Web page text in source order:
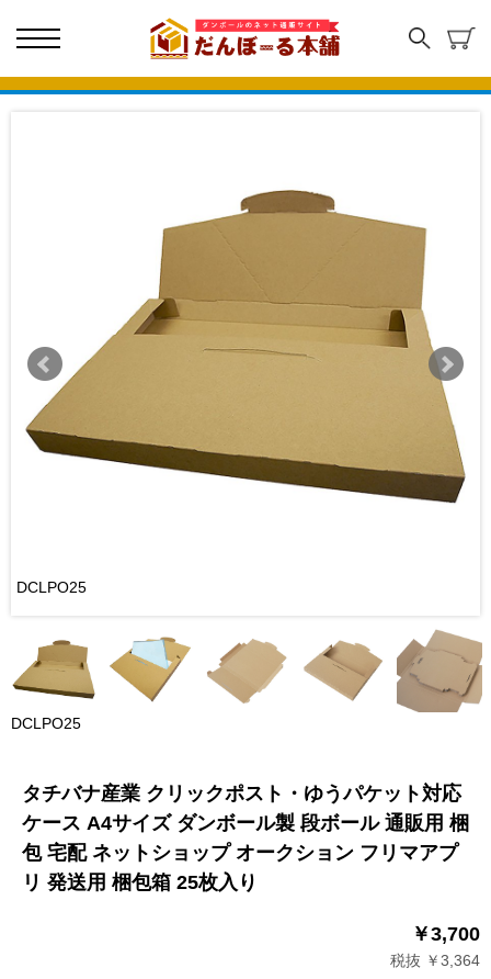
DCLPO25
DCLPO25
タチバナ産業 クリックポスト・ゆうパケット対応
ケース A4サイズ ダンボール製 段ボール 通販用 梱
包 宅配 ネットショップ オークション フリマアプ
リ 発送用 梱包箱 25枚入り
￥3,700
税抜 ￥3,364